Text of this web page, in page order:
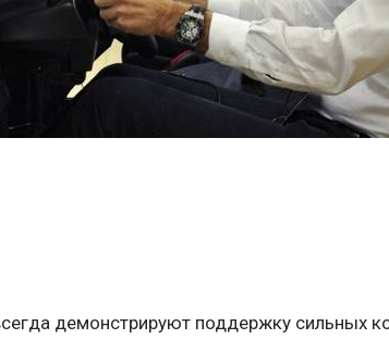
демонстрируют поддержку сильных